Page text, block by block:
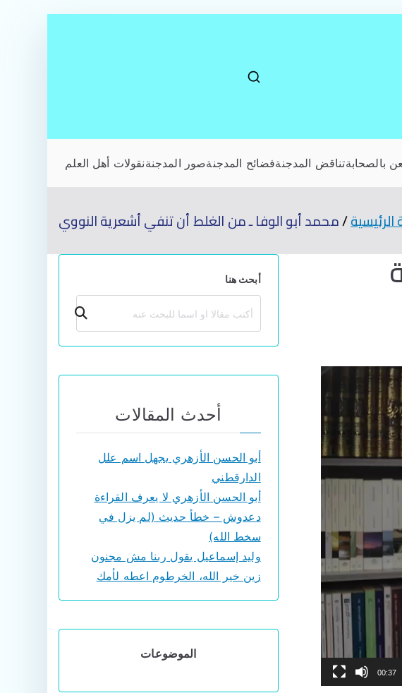
بالصحابةتناقض المدجنةفضائح المدجنةصور المدجنةنقولات أهل العلم
محمد أبو الوفا ـ من الغلط أن تنفي أشعرية النووي
00:37
أبحث هنا
بحث
أحدث المقالات
أبو الحسن الأزهري يجهل اسم علل
الدارقطني
أبو الحسن الأزهري لا يعرف القراءة
دعدوش – خطأ حديث (لم يزل في
سخط الله)
وليد إسماعيل يقول ربنا مش مجنون
زين خير الله، الخرطوم اعطه لأمك
الموضوعات